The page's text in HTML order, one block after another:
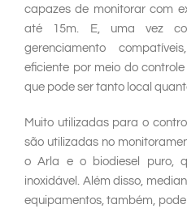
capazes de monitorar com
até 15m. E, uma vez
gerenciamento
eficiente por meio do
que pode ser tanto local
Muito utilizadas para o
são utilizadas no
o Arla e o biodiesel puro,
inoxidável. Além disso,
equipamentos, também,